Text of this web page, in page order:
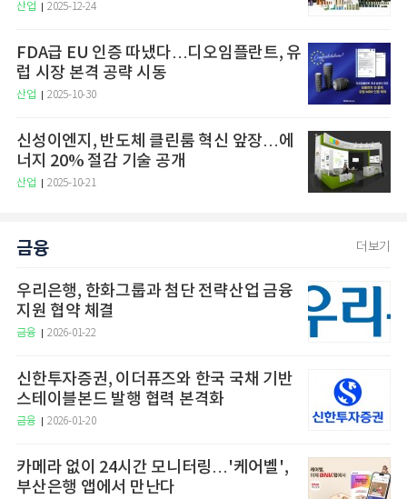
산업 2025-12-24
FDA급 EU 인증 따냈다…디오임플란트, 유
럽 시장 본격 공략 시동
산업 2025-10-30
신성이엔지, 반도체 클린룸 혁신 앞장…에
너지 20% 절감 기술 공개
산업 2025-10-21
금융 더보기
우리은행, 한화그룹과 첨단 전략산업 금융
지원 협약 체결
금융 2026-01-22
신한투자증권, 이더퓨즈와 한국 국채 기반
스테이블본드 발행 협력 본격화
금융 2026-01-20
카메라 없이 24시간 모니터링…'케어벨',
부산은행 앱에서 만난다